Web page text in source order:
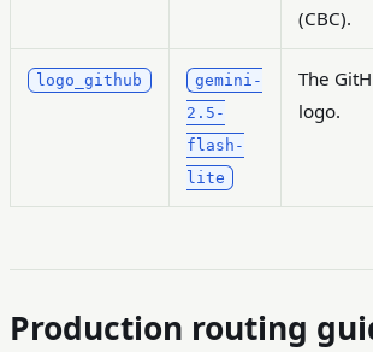
(CBC).
logo_github
gemini-
2.5-
flash-
lite
The
logo.
Production routing